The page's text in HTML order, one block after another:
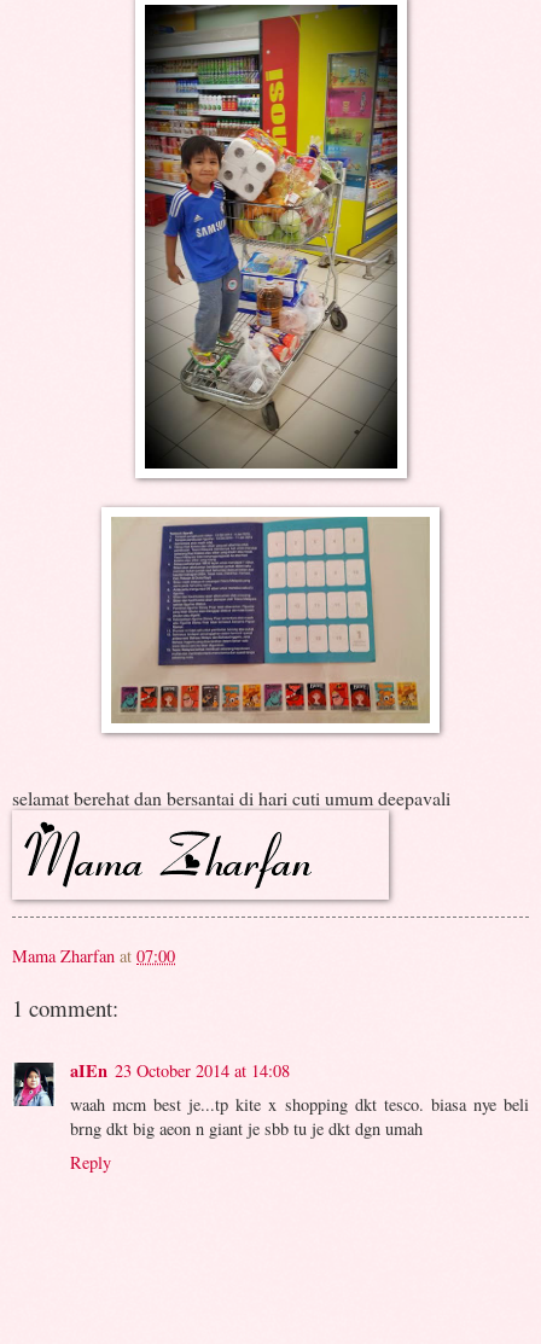
selamat berehat dan bersantai di hari cuti umum deepavali
Mama Zharfan at 07:00
1 comment:
aIEn 23 October 2014 at 14:08
waah mcm best je...tp kite x shopping dkt tesco. biasa nye beli
brng dkt big aeon n giant je sbb tu je dkt dgn umah
Reply